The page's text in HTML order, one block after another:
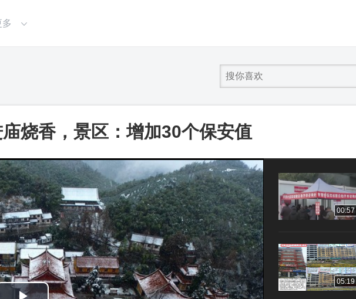
多
烧香，景区：增加30个保安值
00:57
05:19